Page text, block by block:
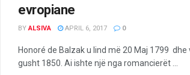
evropiane
BY ALSIVA APRIL 6, 2017 0
Honoré de Balzak u lind më 20 Maj 1799 dhe
gusht 1850. Ai ishte një nga romancierët ...